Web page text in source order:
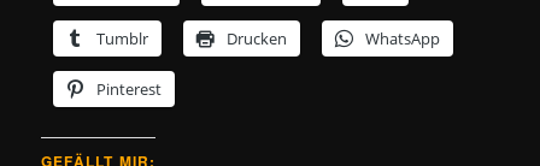
Tumblr Drucken WhatsApp
Pinterest
GEFÄLLT MIR: